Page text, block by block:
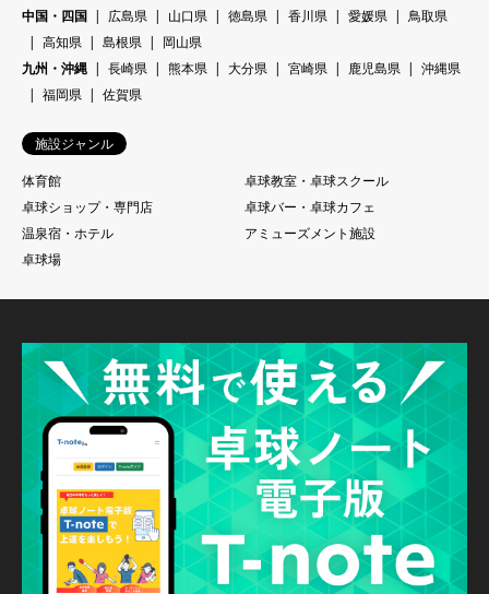
中国・四国
広島県 山口県 徳島県 香川県 愛媛県
鳥取県
高知県
島根県
岡山県
九州・沖縄
長崎県 熊本県 大分県 宮崎県 鹿児島県
沖縄県
福岡県
佐賀県
施設ジャンル
体育館
卓球教室・卓球スクール
卓球ショップ・専門店
卓球バー・卓球カフェ
温泉宿・ホテル
アミューズメント施設
卓球場